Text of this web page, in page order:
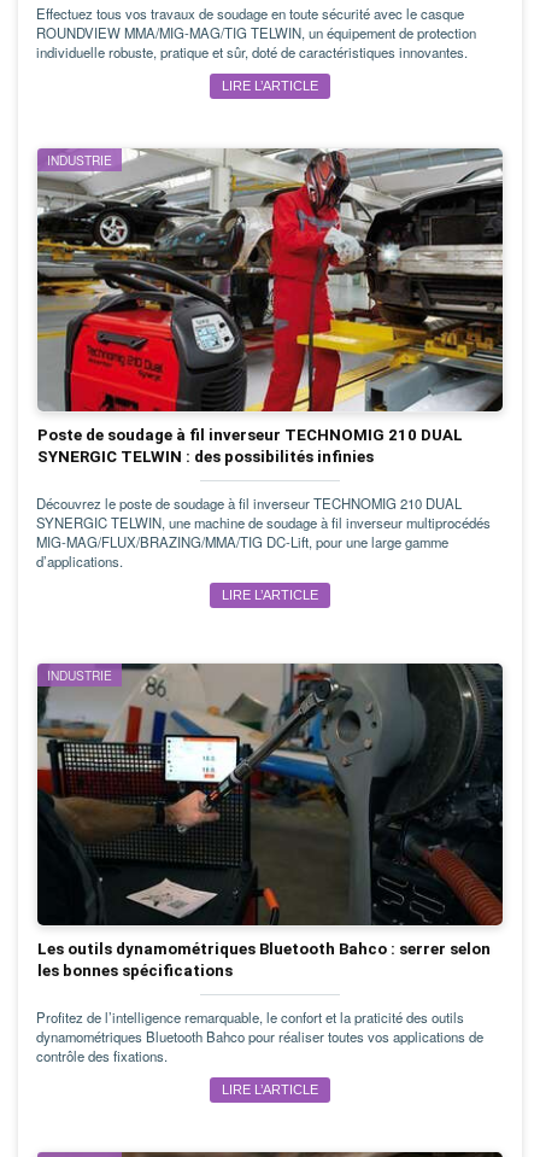
Effectuez tous vos travaux de soudage en toute sécurité avec le casque
ROUNDVIEW MMA/MIG-MAG/TIG TELWIN, un équipement de protection
individuelle robuste, pratique et sûr, doté de caractéristiques innovantes.
LIRE L’ARTICLE
INDUSTRIE
Poste de soudage à fil inverseur TECHNOMIG 210 DUAL
SYNERGIC TELWIN : des possibilités infinies
Découvrez le poste de soudage à fil inverseur TECHNOMIG 210 DUAL
SYNERGIC TELWIN, une machine de soudage à fil inverseur multiprocédés
MIG-MAG/FLUX/BRAZING/MMA/TIG DC-Lift, pour une large gamme
d’applications.
LIRE L’ARTICLE
INDUSTRIE
Les outils dynamométriques Bluetooth Bahco : serrer selon
les bonnes spécifications
Profitez de l’intelligence remarquable, le confort et la praticité des outils
dynamométriques Bluetooth Bahco pour réaliser toutes vos applications de
contrôle des fixations.
LIRE L’ARTICLE